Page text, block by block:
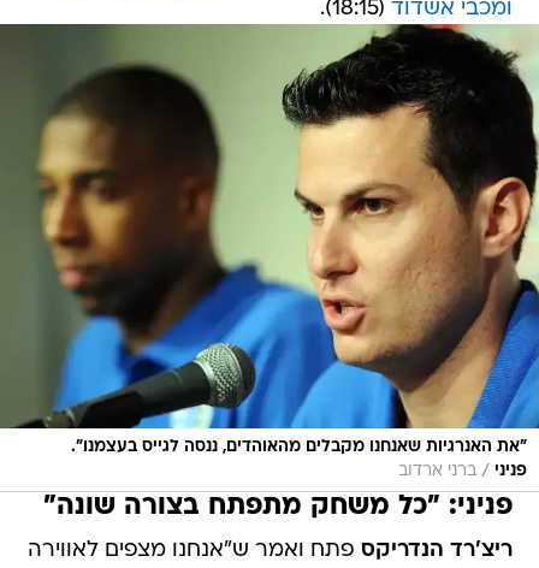
"את האנרגיות שאנחנו מקבלים מהאוהדים, ננסה לגייס בעצמנו".
פניני / ברני ארדוב
פניני: "כל משחק מתפתח בצורה שונה"
ריצ'רד הנדריקספתח ואמר ש"אנחנו מצפים לאווירה
טובה, למשחק טוב ולהתמודדות קשה. יש ארבע
קבוצות טובות המעמד הזה, ואני מקווה שנשלים את